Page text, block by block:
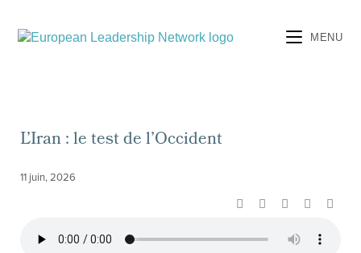
MENU
L’Iran : le test de l’Occident
11 juin, 2026